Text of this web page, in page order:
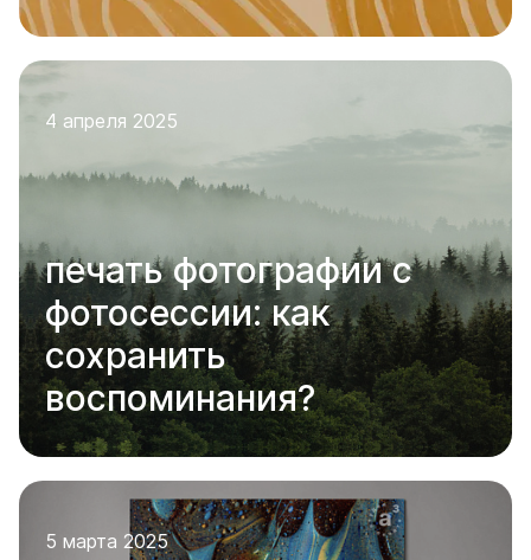
4 апреля 2025
печать фотографии с
фотосессии: как
сохранить
воспоминания?
5 марта 2025